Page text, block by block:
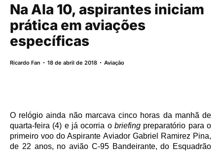
Na Ala 10, aspirantes iniciam
prática em aviações
específicas
Ricardo Fan 18 de abril de 2018 Aviação
O relógio ainda não marcava cinco horas da manhã de
quarta-feira (4) e já ocorria o briefing preparatório para o
primeiro voo do Aspirante Aviador Gabriel Ramirez Pina,
de 22 anos, no avião C-95 Bandeirante, do Esquadrão